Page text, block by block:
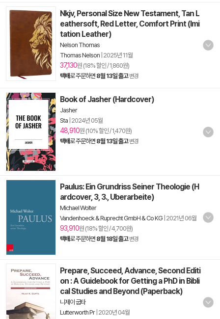
Nkjv, Personal Size New Testament, Tan L
eathersoft, Red Letter, Comfort Print (Imi
tation Leather)
Nelson Thomas
Thomas Nelson 2025년 11월
37,130원 (18% 할인 / 1,860원)
택배로 주문하면 8월 13일 출고 변경
Book of Jasher (Hardcover)
Jasher
Sta 2024년 05월
48,910원 (10% 할인 / 1,470원)
택배로 주문하면 8월 13일 출고 변경
Paulus: Ein Grundriss Seiner Theologie (H
ardcover, 3, 3., Uberarbeite)
Michael Wolter
Vandenhoeck & Ruprecht GmbH & Co KG 2021년 06월
93,910원 (18% 할인 / 4,700원)
택배로 주문하면 8월 18일 출고 변경
Prepare, Succeed, Advance, Second Editi
on : A Guidebook for Getting a PhD in Bibli
cal Studies and Beyond (Paperback)
니제이 굽타
Lutterworth Pr 2020년 04월